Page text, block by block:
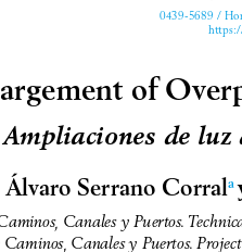
of
Ampliaciones de luz
Álvaro Serrano Corrala
Canales y Puertos.
Caminos, Canales y Puertos.
0439-5689 /